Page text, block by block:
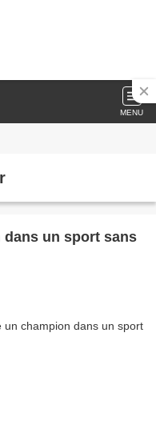
MENU
dans un sport sans